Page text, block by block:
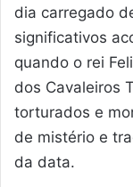
dia carregado
significativos
quando o rei
dos Cavaleiros
torturados e
de mistério e
da data.